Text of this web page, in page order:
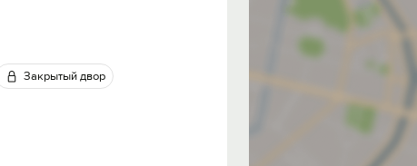
Закрытый двор